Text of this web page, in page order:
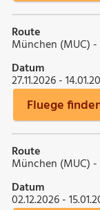
Route
München (MUC) -
Datum
27.11.2026 -
Fluege
Route
München (MUC) -
Datum
02.12.2026 -